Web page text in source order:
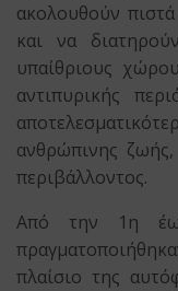
ακολουθούν
και να
υπαίθριους
αντιπυρικής
ανθρώπινης
περιβάλλοντος.
Από την 1η
πλαίσιο της